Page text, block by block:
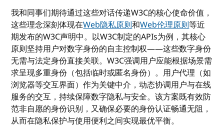
我和同事们期待通过这些对话传递W3C的核心使命价值，
这些理念深刻体现在Web隐私原则和Web伦理原则等近
期发布的W3C声明中。以W3C制定的APIs为例，其核心
原则坚持用户对数字身份的自主控制权——这些数字身份
无需与法定身份直接关联。W3C强调用户应能根据场景需
求呈现多重身份（包括临时或匿名身份）。用户代理（如
浏览器等交互界面）作为关键中介，动态协调用户与在线
服务的交互，持续保障数字隐私与安全。该方案既有效防
范非自愿的身份识别，又确保必要的身份认证畅通无阻，
从而在隐私保护与使用便利之间实现最优平衡。